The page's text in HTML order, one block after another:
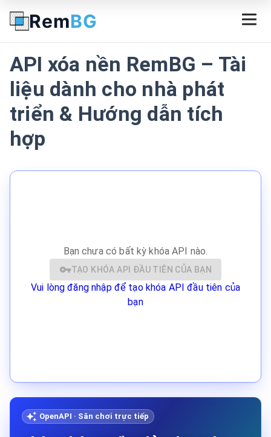
RemBG
API xóa nền RemBG – Tài
liệu dành cho nhà phát
triển & Hướng dẫn tích
hợp
Bạn chưa có bất kỳ khóa API nào.
TẠO KHÓA API ĐẦU TIÊN CỦA BẠN
Vui lòng đăng nhập để tạo khóa API đầu tiên của
bạn
OpenAPI · Sân chơi trực tiếp